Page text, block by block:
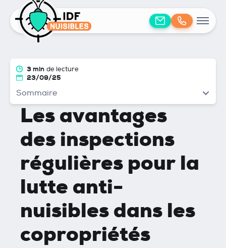
3 min de lecture
23/09/25
Sommaire
Les avantages
des inspections
régulières pour la
lutte anti-
nuisibles dans les
copropriétés